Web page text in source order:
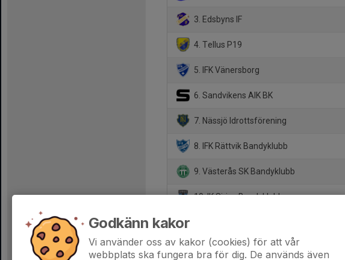
3. Edsbyns IF
4. Tellus P19
5. IFK Vänersborg
6. Sandvikens AIK BK
7. Nässjö Idrottsförening
8. IFK Rättvik Bandyklubb
9. Västerås SK Bandyklubb
10. IK Sirius Bandyklubb
Godkänn kakor
Vi använder oss av kakor (cookies) för att vår
webbplats ska fungera bra för dig. De används även